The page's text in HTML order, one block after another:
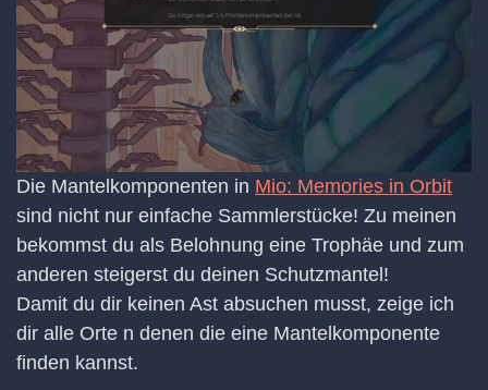
Die Mantelkomponenten in Mio: Memories in Orbit
sind nicht nur einfache Sammlerstücke! Zu meinen
bekommst du als Belohnung eine Trophäe und zum
anderen steigerst du deinen Schutzmantel!
Damit du dir keinen Ast absuchen musst, zeige ich
dir alle Orte n denen die eine Mantelkomponente
finden kannst.